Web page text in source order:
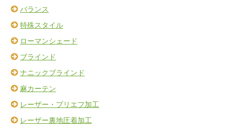
バランス
特殊スタイル
ローマンシェード
ブラインド
ナニックブラインド
麻カーテン
レーザー・プリエフ加工
レーザー裏地圧着加工